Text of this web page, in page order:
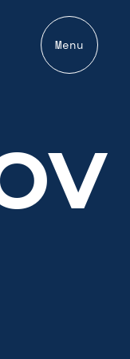
Menu